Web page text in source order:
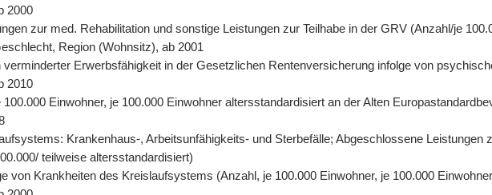
2000
zur med. Rehabilitation und sonstige Leistungen zur Teilhabe in der GRV (Anzahl/je
Region (Wohnsitz), ab 2001
Erwerbsfähigkeit in der Gesetzlichen Rentenversicherung infolge von
2010
Einwohner, je 100.000 Einwohner altersstandardisiert an der Alten
Krankenhaus-, Arbeitsunfähigkeits- und Sterbefälle; Abgeschlossene
teilweise altersstandardisiert)
von Krankheiten des Kreislaufsystems (Anzahl, je 100.000 Einwohner, je 100.000